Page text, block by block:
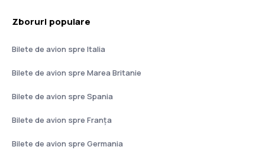
Zboruri populare
Bilete de avion spre Italia
Bilete de avion spre Marea Britanie
Bilete de avion spre Spania
Bilete de avion spre Franţa
Bilete de avion spre Germania